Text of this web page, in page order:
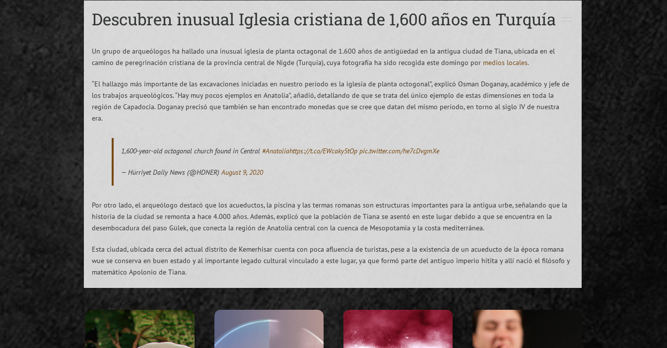
Descubren inusual Iglesia cristiana de 1,600 años en Turquía
Un grupo de arqueólogos ha hallado una inusual iglesia de planta octagonal de 1.600 años de antigüedad en la antigua ciudad de Tiana, ubicada en el
camino de peregrinación cristiana de la provincia central de Nigde (Turquía), cuya fotografía ha sido recogida este domingo pormedios locales.
“El hallazgo más importante de las excavaciones iniciadas en nuestro período es la iglesia de planta octogonal”, explicó Osman Doganay, académico y jefe de
los trabajos arqueológicos. “Hay muy pocos ejemplos en Anatolia”, añadió, detallando de que se trata del único ejemplo de estas dimensiones en toda la
región de Capadocia. Doganay precisó que también se han encontrado monedas que se cree que datan del mismo período, en torno al siglo IV de nuestra
era.
1,600-year-old octagonal church found in Central #Anatoliahttps://t.co/EWcaky5tOp pic.twitter.com/he7cDvgmXe
— Hürriyet Daily News (@HDNER)August 9, 2020
Por otro lado, el arqueólogo destacó que los acueductos, la piscina y las termas romanas son estructuras importantes para la antigua urbe, señalando que la
historia de la ciudad se remonta a hace 4.000 años. Además, explicó que la población de Tiana se asentó en este lugar debido a que se encuentra en la
desembocadura del paso Gülek, que conecta la región de Anatolia central con la cuenca de Mesopotamia y la costa mediterránea.
Esta ciudad, ubicada cerca del actual distrito de Kemerhisar cuenta con poca afluencia de turistas, pese a la existencia de un acueducto de la época romana
wue se conserva en buen estado y al importante legado cultural vinculado a este lugar, ya que formó parte del antiguo imperio hitita y allí nació el filósofo y
matemático Apolonio de Tiana.